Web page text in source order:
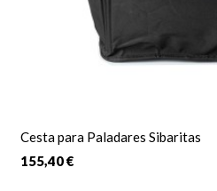
Cesta para Paladares Sibaritas
155,40 €